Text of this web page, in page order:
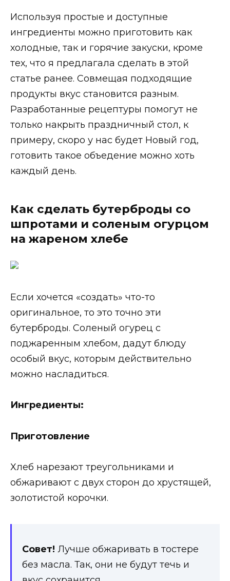
Используя простые и доступные
ингредиенты можно приготовить как
холодные, так и горячие закуски, кроме
тех, что я предлагала сделать в этой
статье ранее. Совмещая подходящие
продукты вкус становится разным.
Разработанные рецептуры помогут не
только накрыть праздничный стол, к
примеру, скоро у нас будет Новый год,
готовить такое объедение можно хоть
каждый день.
Как сделать бутерброды со
шпротами и соленым огурцом
на жареном хлебе
Если хочется «создать» что-то
оригинальное, то это точно эти
бутерброды. Соленый огурец с
поджаренным хлебом, дадут блюду
особый вкус, которым действительно
можно насладиться.
Ингредиенты:
Приготовление
Хлеб нарезают треугольниками и
обжаривают с двух сторон до хрустящей,
золотистой корочки.
Совет! Лучше обжаривать в тостере
без масла. Так, они не будут течь и